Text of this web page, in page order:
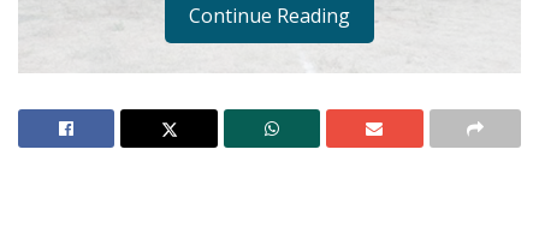
Continue Reading